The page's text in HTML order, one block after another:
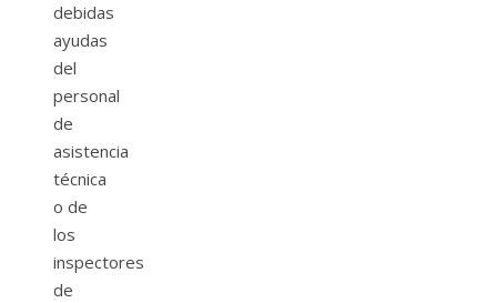
debidas
ayudas
del
personal
de
asistencia
técnica
o de
los
inspectores
de